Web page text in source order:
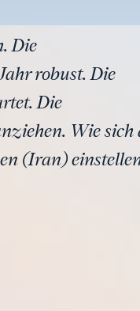
Die
robust. Die
Die
Wie sich
(Iran)